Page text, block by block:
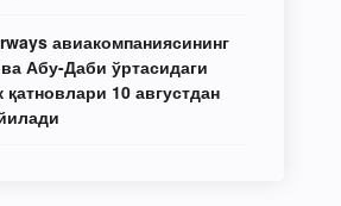
авиакомпаниясининг
Абу-Даби ўртасидаги
қатновлари 10 августдан